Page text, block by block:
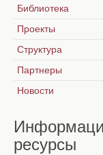
Библиотека
Проекты
Структура
Партнеры
Новости
ресурсы